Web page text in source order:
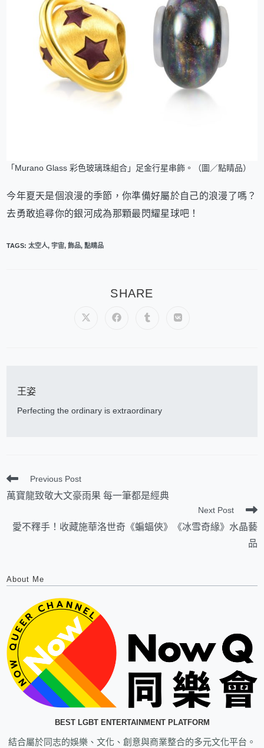
「Murano Glass 彩色玻璃珠組合」足金行星串飾。（圖／點睛品）
今年夏天是個浪漫的季節，你準備好屬於自己的浪漫了嗎？
去勇敢追尋你的銀河成為那顆最閃耀星球吧！
TAGS:太空人, 宇宙, 飾品, 點睛品
SHARE
王姿
Perfecting the ordinary is extraordinary
Previous Post
萬寶龍致敬大文豪雨果 每一筆都是經典
Next Post
愛不釋手！收藏施華洛世奇《蝙蝠俠》《冰雪奇緣》水晶藝
品
About Me
BEST LGBT ENTERTAINMENT PLATFORM
結合屬於同志的娛樂、文化、創意與商業整合的多元文化平台。